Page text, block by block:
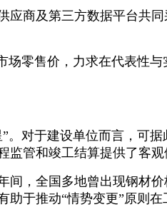
商及第三方数据平台共
零售价，力求在代表性
对于建设单位而言，可
管和竣工结算提供了客观
，全国多地曾出现钢材
于推动“情势变更”原则在